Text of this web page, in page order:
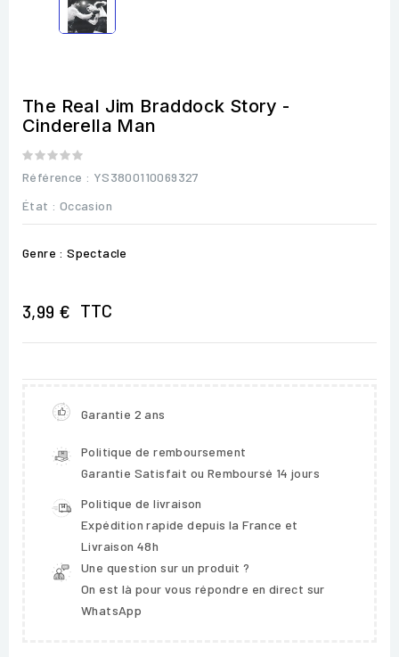
The Real Jim Braddock Story -
Cinderella Man
Référence : YS3800110069327
État : Occasion
Genre : Spectacle
3,99 € TTC
Garantie 2 ans
Politique de remboursement
Garantie Satisfait ou Remboursé 14 jours
Politique de livraison
Expédition rapide depuis la France et
Livraison 48h
Une question sur un produit ?
On est là pour vous répondre en direct sur
WhatsApp